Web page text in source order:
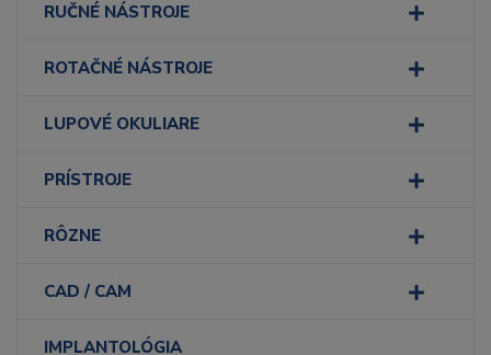
RUČNÉ NÁSTROJE
ROTAČNÉ NÁSTROJE
LUPOVÉ OKULIARE
PRÍSTROJE
RÔZNE
CAD / CAM
IMPLANTOLÓGIA